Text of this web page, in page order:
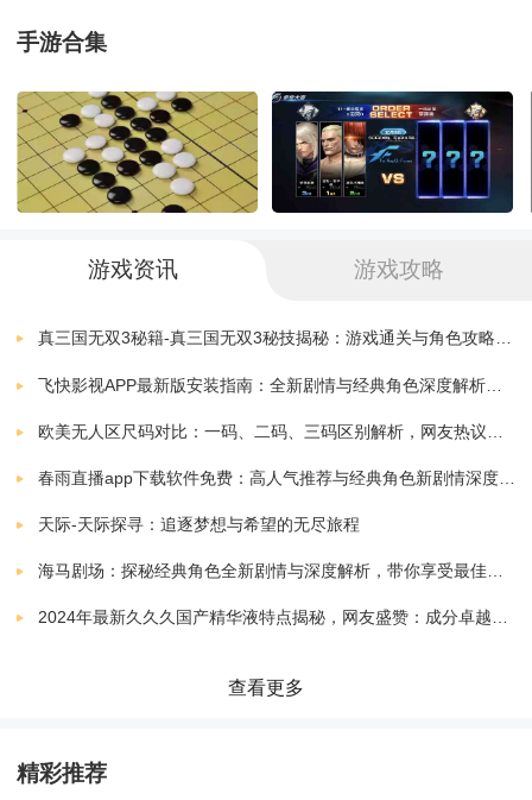
4、你可以在这里寻找有兴趣爱好的棋友，一起下棋聊天
怎么样。
游戏玩法
1、玩家不仅可以挑战超高的棋艺，还能结交志同道合的
2、丰富多样的抗体模式，让玩家互动交流，营造极为平
和的游戏氛围，轻松释放压力。
3、一个非常智能的游戏系统可以实时为玩家发布列表，
让你的棋艺在屏幕上一目了然。
游戏亮点
1、这个游戏的操作很简单，但是游戏的过程却很烧心，
手游合集
游戏资讯 游戏攻略
真三国无双3秘籍-真三国无双3秘技揭秘：游戏通关与角色攻略全解析
天际-天际探寻：追逐梦想与希望的无尽旅程
查看更多
精彩推荐